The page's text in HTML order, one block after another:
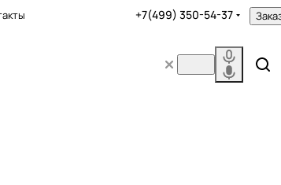
+7(499) 350-54-37